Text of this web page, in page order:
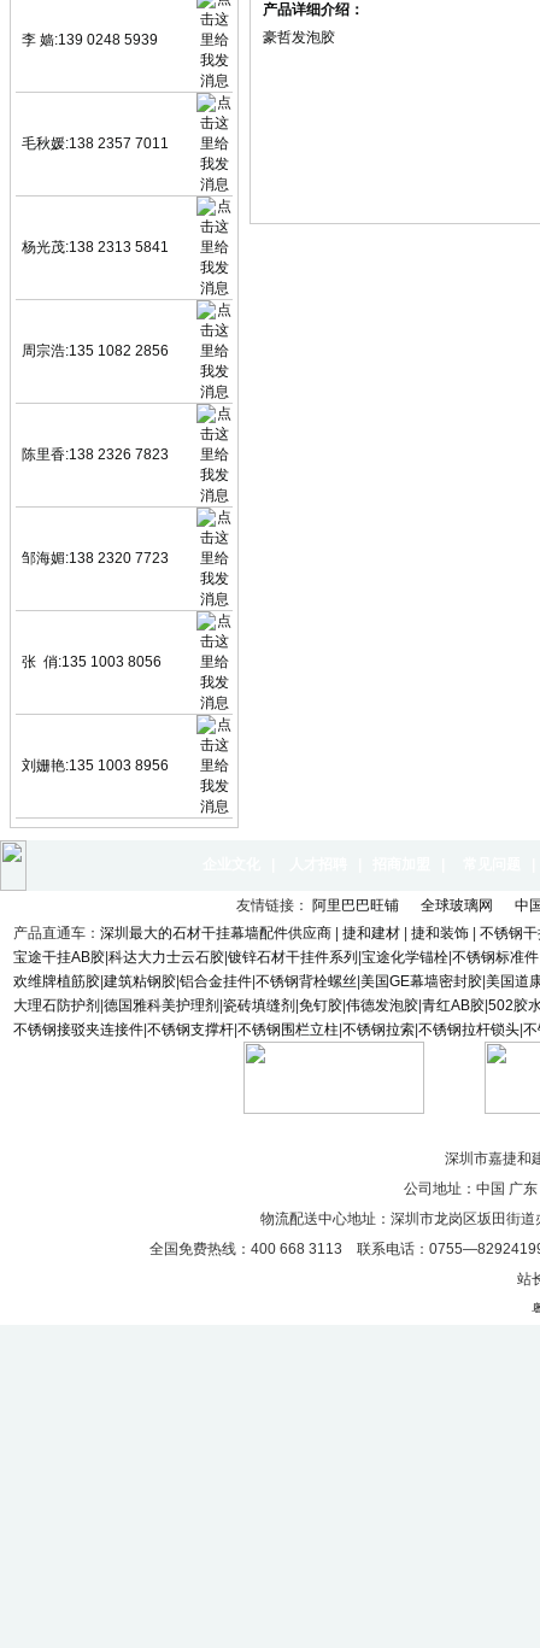
李 嫱:139 0248 5939
毛秋媛:138 2357 7011
杨光茂:138 2313 5841
周宗浩:135 1082 2856
陈里香:138 2326 7823
邹海媚:138 2320 7723
张 俏:135 1003 8056
刘姗艳:135 1003 8956
产品详细介绍：
豪哲发泡胶
友情链接： 阿里巴巴旺铺 全球玻璃网
中
产品直通车： 深圳最大的石材干挂幕墙配件供应商| 捷和建材| 捷和装饰| 不锈钢
宝途干挂AB胶| 科达大力士云石胶| 镀锌石材干挂件系列 宝途化学锚栓| 不锈钢标准件
欢维牌植筋胶| 建筑粘钢胶| 铝合金挂件| 不锈钢背栓螺丝 美国GE幕墙密封胶| 美国道
大理石防护剂 德国雅科美护理剂 瓷砖填缝剂 免钉胶| 伟德发泡胶| 青红AB胶| 502胶
不锈钢接驳夹连接件| 不锈钢支撑杆| 不锈钢围栏立柱| 不锈钢拉索| 不锈钢拉杆锁头|
深圳市嘉捷和
公司地址：中国 广
物流配送中心地址：深圳市龙岗区坂田街
全国免费热线：400 668 3113 联系电话：
站